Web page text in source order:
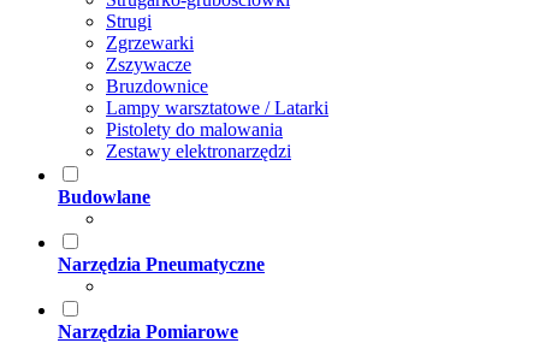
Strugi
Zgrzewarki
Zszywacze
Bruzdownice
Lampy warsztatowe / Latarki
Pistolety do malowania
Zestawy elektronarzędzi
Budowlane
Narzędzia Pneumatyczne
Narzędzia Pomiarowe